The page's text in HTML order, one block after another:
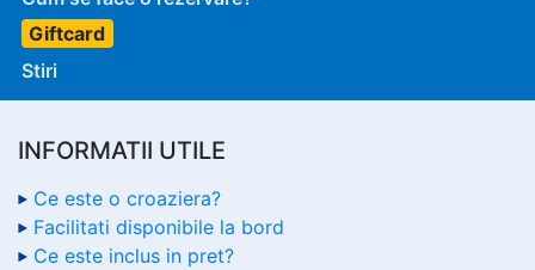
Giftcard
Stiri
INFORMATII UTILE
Ce este o croaziera?
Facilitati disponibile la bord
Ce este inclus in pret?